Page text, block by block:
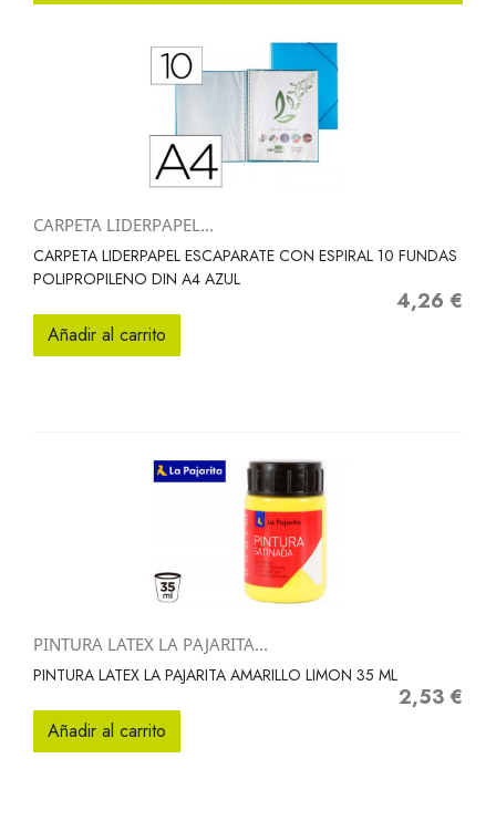
CARPETA LIDERPAPEL...
CARPETA LIDERPAPEL ESCAPARATE CON ESPIRAL 10 FUNDAS
POLIPROPILENO DIN A4 AZUL
Precio
4,26 €
Añadir al carrito
PINTURA LATEX LA PAJARITA...
PINTURA LATEX LA PAJARITA AMARILLO LIMON 35 ML
Precio
2,53 €
Añadir al carrito